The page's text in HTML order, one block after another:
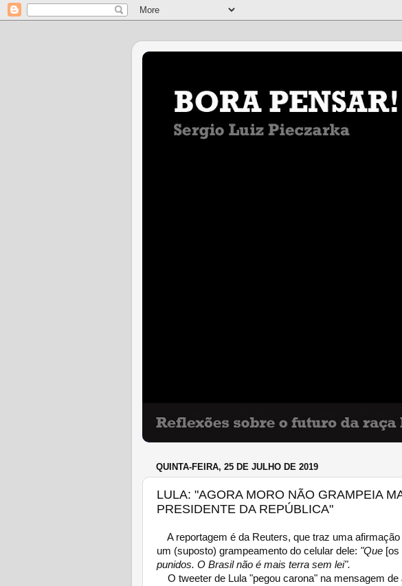
QUINTA-FEIRA, 25 DE JULHO DE 2019
LULA: "AGORA MORO NÃO GRAMPEIA
PRESIDENTE DA REPÚBLICA"
A reportagem é da Reuters, que traz uma
um (suposto) grampeamento do celular dele: "Que [os
punidos. O Brasil não é mais terra sem lei".
O tweeter de Lula "pegou carona" na mensagem de